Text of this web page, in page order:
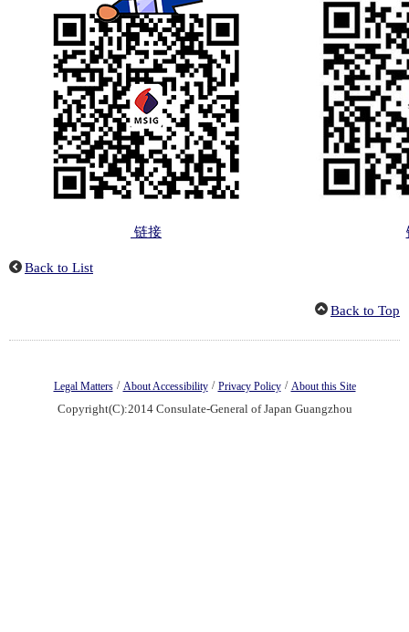
链接
Back to List
Back to Top
Legal Matters / About Accessibility / Privacy Policy / About this Site
Copyright(C):2014 Consulate-General of Japan Guangzhou